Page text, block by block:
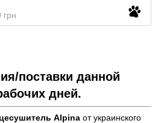
грн
поставки данной
дней.
Alpina от украинского